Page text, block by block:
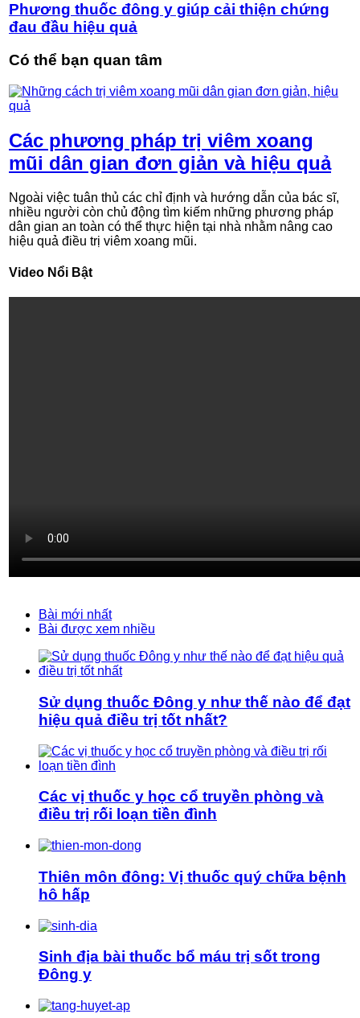
Phương thuốc đông y giúp cải thiện chứng
đau đầu hiệu quả
Có thể bạn quan tâm
Các phương pháp trị viêm xoang
mũi dân gian đơn giản và hiệu quả
Ngoài việc tuân thủ các chỉ định và hướng dẫn của bác sĩ,
nhiều người còn chủ động tìm kiếm những phương pháp
dân gian an toàn có thể thực hiện tại nhà nhằm nâng cao
hiệu quả điều trị viêm xoang mũi.
Video Nổi Bật
Bài mới nhất
Bài được xem nhiều
Sử dụng thuốc Đông y như thế nào để đạt
hiệu quả điều trị tốt nhất?
Các vị thuốc y học cổ truyền phòng và
điều trị rối loạn tiền đình
Thiên môn đông: Vị thuốc quý chữa bệnh
hô hấp
Sinh địa bài thuốc bổ máu trị sốt trong
Đông y